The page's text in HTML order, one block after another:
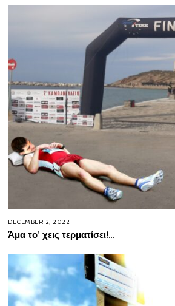
DECEMBER 2, 2022
Άμα το’ χεις τερματίσει!…